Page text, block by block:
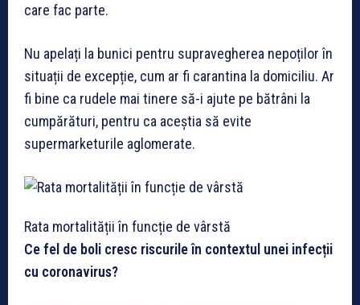
care fac parte.
Nu apelați la bunici pentru supravegherea nepoților în
situații de excepție, cum ar fi carantina la domiciliu. Ar
fi bine ca rudele mai tinere să-i ajute pe bătrâni la
cumpărături, pentru ca aceștia să evite
supermarketurile aglomerate.
Rata mortalității în funcție de vârstă
Ce fel de boli cresc riscurile în contextul unei infecții
cu coronavirus?